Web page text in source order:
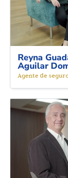
Reyna
Aguilar
Agente de